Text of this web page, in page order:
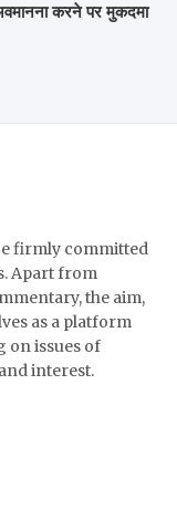
करने पर मुकदमा
firmly committed
Apart from
the aim,
as a platform
on issues of
interest.